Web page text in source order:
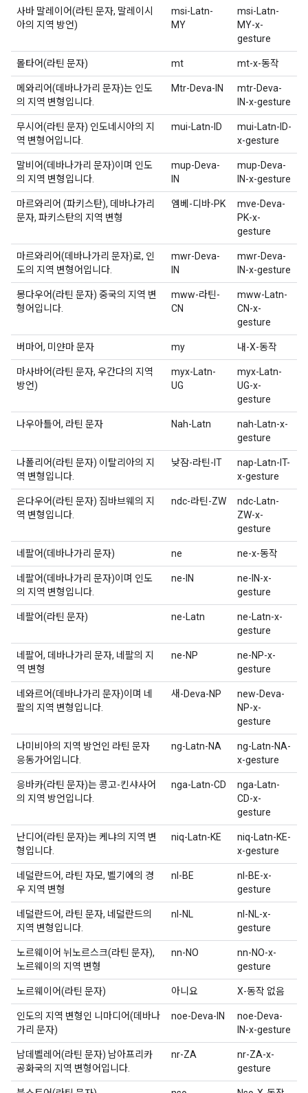
사바 말레이어(라틴 문자, 말레이시
아의 지역 방언)
msi-Latn-
MY
msi-Latn-
MY-x-
gesture
몰타어(라틴 문자) mt mt-x-동작
메와리어(데바나가리 문자)는 인도
의 지역 변형입니다.
Mtr-Deva-IN
mtr-Deva-
IN-x-gesture
무시어(라틴 문자) 인도네시아의 지
역 변형어입니다.
mui-Latn-ID
mui-Latn-ID-
x-gesture
말비어(데바나가리 문자)이며 인도
의 지역 변형입니다.
mup-Deva-
IN
mup-Deva-
IN-x-gesture
마르와리어 (파키스탄), 데바나가리
문자, 파키스탄의 지역 변형
엠베-디바-PK
mve-Deva-
PK-x-
gesture
마르와리어(데바나가리 문자)로, 인
도의 지역 변형어입니다.
mwr-Deva-
IN
mwr-Deva-
IN-x-gesture
몽다우어(라틴 문자) 중국의 지역 변
형어입니다.
mww-라틴-
CN
mww-Latn-
CN-x-
gesture
버마어, 미얀마 문자 my 내-X-동작
마사바어(라틴 문자, 우간다의 지역
방언)
myx-Latn-
UG
myx-Latn-
UG-x-
gesture
나우아틀어, 라틴 문자 Nah-Latn
nah-Latn-x-
gesture
나폴리어(라틴 문자) 이탈리아의 지
역 변형입니다.
낮잠-라틴-IT
nap-Latn-IT-
x-gesture
은다우어(라틴 문자) 짐바브웨의 지
역 변형입니다.
ndc-라틴-ZW
ndc-Latn-
ZW-x-
gesture
네팔어(데바나가리 문자) ne ne-x-동작
네팔어(데바나가리 문자)이며 인도
의 지역 변형입니다.
ne-IN
ne-IN-x-
gesture
네팔어(라틴 문자) ne-Latn
ne-Latn-x-
gesture
네팔어, 데바나가리 문자, 네팔의 지
역 변형
ne-NP
ne-NP-x-
gesture
네와르어(데바나가리 문자)이며 네
팔의 지역 변형입니다.
새-Deva-NP
new-Deva-
NP-x-
gesture
나미비아의 지역 방언인 라틴 문자
응동가어입니다.
ng-Latn-NA
ng-Latn-NA-
x-gesture
응바카(라틴 문자)는 콩고-킨샤사어
의 지역 방언입니다.
nga-Latn-CD
nga-Latn-
CD-x-
gesture
난디어(라틴 문자)는 케냐의 지역 변
형입니다.
niq-Latn-KE
niq-Latn-KE-
x-gesture
네덜란드어, 라틴 자모, 벨기에의 경
우 지역 변형
nl-BE
nl-BE-x-
gesture
네덜란드어, 라틴 문자, 네덜란드의
지역 변형입니다.
nl-NL
nl-NL-x-
gesture
노르웨이어 뉘노르스크(라틴 문자),
노르웨이의 지역 변형
nn-NO
nn-NO-x-
gesture
노르웨이어(라틴 문자) 아니요 X-동작 없음
인도의 지역 변형인 니마디어(데바나
가리 문자)
noe-Deva-IN
noe-Deva-
IN-x-gesture
남데벨레어(라틴 문자) 남아프리카
공화국의 지역 변형어입니다.
nr-ZA
nr-ZA-x-
gesture